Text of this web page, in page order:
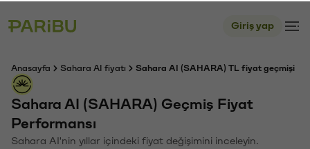
Giriş yap
Anasayfa Sahara AI fiyatı Sahara AI (SAHARA) TL fiyat geçmişi
Sahara AI (SAHARA) Geçmiş Fiyat
Performansı
Sahara AI'nin yıllar içindeki fiyat değişimini inceleyin.